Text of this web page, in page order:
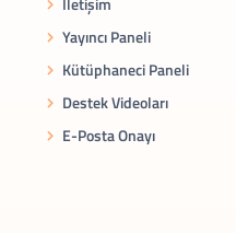
Yayıncı Paneli
Kütüphaneci Paneli
Destek Videoları
E-Posta Onayı